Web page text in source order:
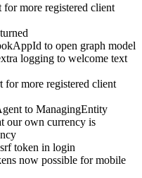
for more registered client
to open graph model
logging to welcome text
for more registered client
to ManagingEntity
our own currency is
token in login
now possible for mobile